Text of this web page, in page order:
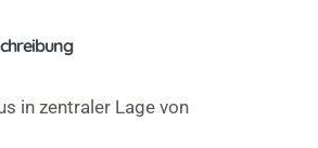
in zentraler Lage von